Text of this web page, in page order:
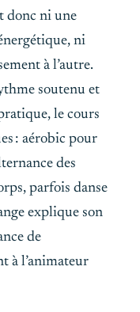
donc ni une
ni
à l’autre.
soutenu et
le cours
: aérobic pour
des
parfois danse
explique son
de
à l’animateur